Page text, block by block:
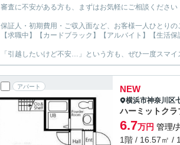
審査に不安がある方も、まずはお気軽にご相談ください
保証人・初期費用・ご収入面など、お客様一人ひとりの
【求職中】【カードブラック】【アルバイト】【生活
「引越したいけど不安…」という方も、ぜひ一度スマ
アパート NEW
横浜市神奈川区
ハーミットク
6.7万円 管理/
1階 / 16.57㎡ /